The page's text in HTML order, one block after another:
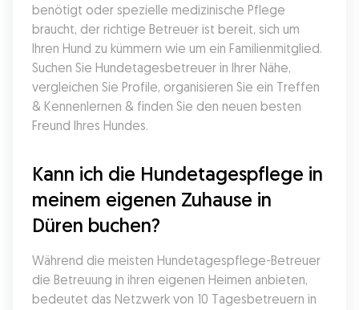
benötigt oder spezielle medizinische Pflege
braucht, der richtige Betreuer ist bereit, sich um
Ihren Hund zu kümmern wie um ein Familienmitglied.
Suchen Sie Hundetagesbetreuer in Ihrer Nähe,
vergleichen Sie Profile, organisieren Sie ein Treffen
& Kennenlernen & finden Sie den neuen besten
Freund Ihres Hundes.
Kann ich die Hundetagespflege in
meinem eigenen Zuhause in
Düren buchen?
Während die meisten Hundetagespflege-Betreuer
die Betreuung in ihren eigenen Heimen anbieten,
bedeutet das Netzwerk von 10 Tagesbetreuern in